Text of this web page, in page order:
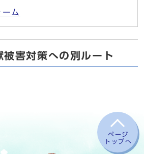
ム
被害対策への別ルート
ページ
トップへ